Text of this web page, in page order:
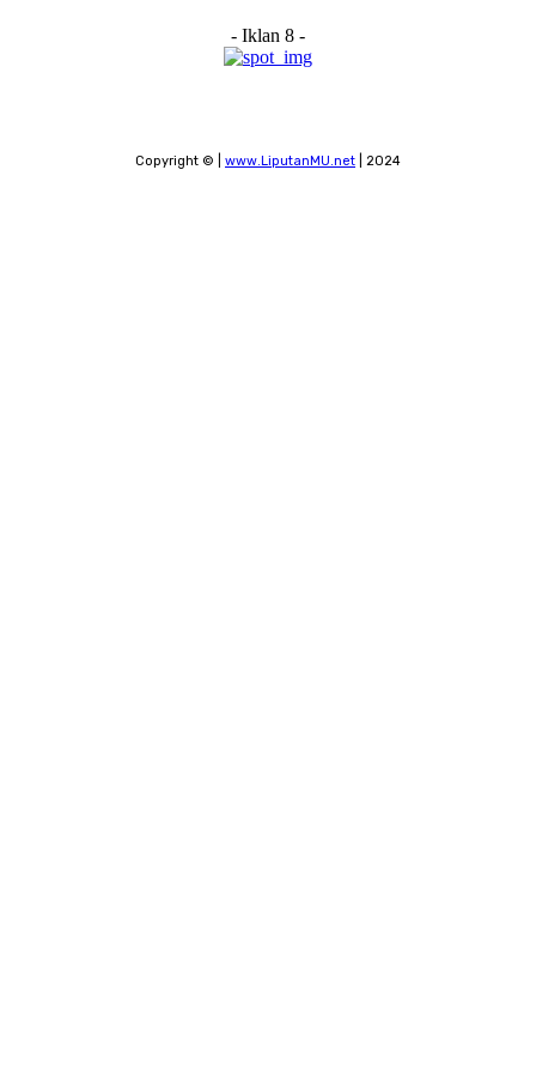
- Iklan 8 -
Copyright © | www.LiputanMU.net | 2024